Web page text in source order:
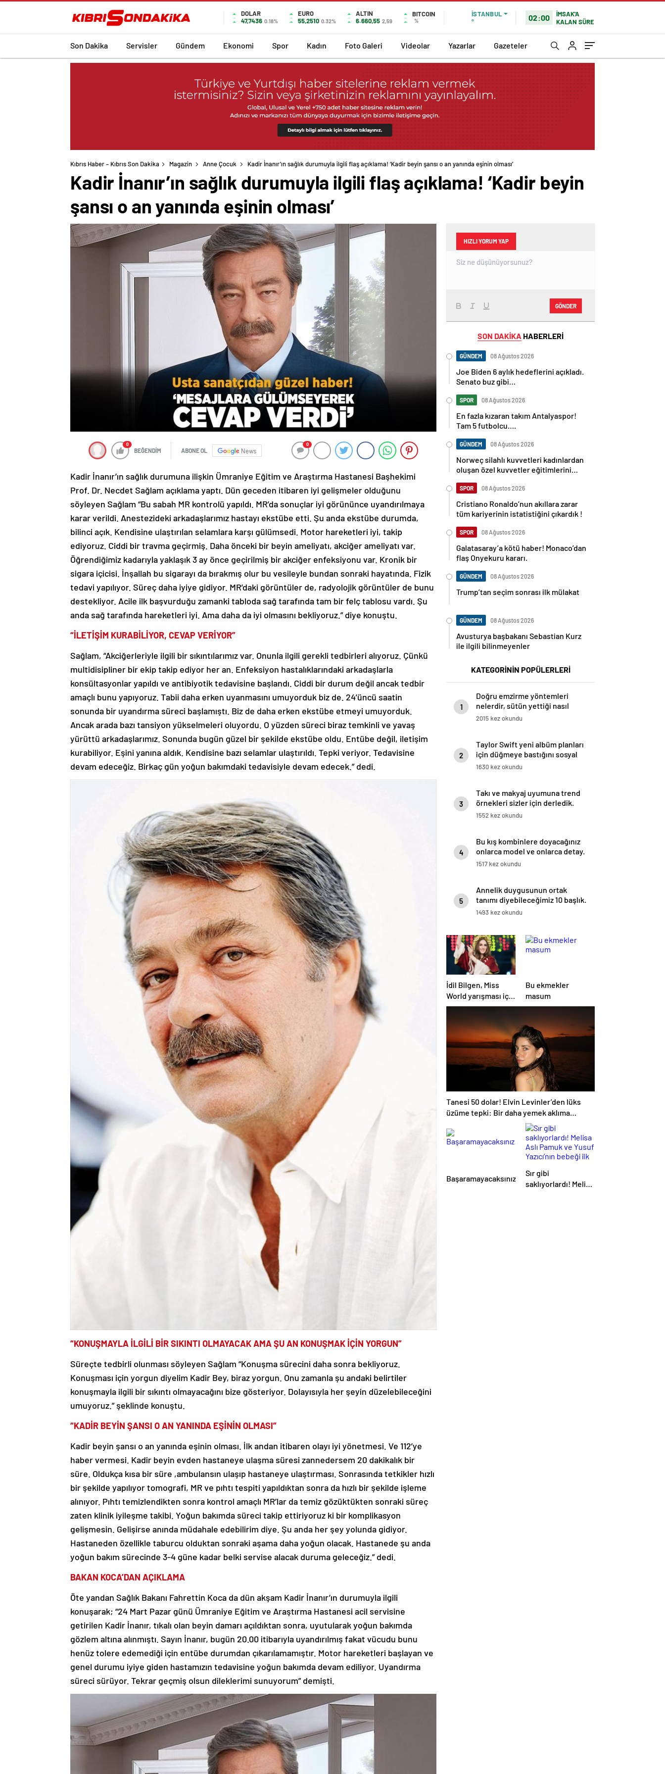
DOLAR
47,7436 0.18%
EURO
55,2510 0.32%
ALTIN
6.660,55 2,59
BITCOIN
%
İSTANBUL
°
02:00
İMSAK'A
KALAN SÜRE
Son Dakika Servisler Gündem Ekonomi Spor Kadın Foto Galeri Videolar Yazarlar Gazeteler
Kıbrıs Haber – Kıbrıs Son Dakika Magazin Anne Çocuk Kadir İnanır’ın sağlık durumuyla ilgili flaş açıklama! ‘Kadir beyin şansı o an yanında eşinin olması’
Kadir İnanır’ın sağlık durumuyla ilgili flaş açıklama! ‘Kadir beyin
şansı o an yanında eşinin olması’
0
BEĞENDİM ABONE OL News
0
Kadir İnanır’ın sağlık durumuna ilişkin Ümraniye Eğitim ve Araştırma Hastanesi Başhekimi
Prof. Dr. Necdet Sağlam açıklama yaptı. Dün geceden itibaren iyi gelişmeler olduğunu
söyleyen Sağlam “Bu sabah MR kontrolü yapıldı. MR’da sonuçlar iyi görününce uyandırılmaya
karar verildi. Anestezideki arkadaşlarımız hastayı ekstübe etti. Şu anda ekstübe durumda,
bilinci açık. Kendisine ulaştırılan selamlara karşı gülümsedi. Motor hareketleri iyi, takip
ediyoruz. Ciddi bir travma geçirmiş. Daha önceki bir beyin ameliyatı, akciğer ameliyatı var.
Öğrendiğimiz kadarıyla yaklaşık 3 ay önce geçirilmiş bir akciğer enfeksiyonu var. Kronik bir
sigara içicisi. İnşallah bu sigarayı da bırakmış olur bu vesileyle bundan sonraki hayatında. Fizik
tedavi yapılıyor. Süreç daha iyiye gidiyor. MR’daki görüntüler de, radyolojik görüntüler de bunu
destekliyor. Acile ilk başvurduğu zamanki tabloda sağ tarafında tam bir felç tablosu vardı. Şu
anda sağ tarafında hareketleri iyi. Ama daha da iyi olmasını bekliyoruz.” diye konuştu.
“İLETİŞİM KURABİLİYOR, CEVAP VERİYOR”
Sağlam, “Akciğerleriyle ilgili bir sıkıntılarımız var. Onunla ilgili gerekli tedbirleri alıyoruz. Çünkü
multidisipliner bir ekip takip ediyor her an. Enfeksiyon hastalıklarındaki arkadaşlarla
konsültasyonlar yapıldı ve antibiyotik tedavisine başlandı. Ciddi bir durum değil ancak tedbir
amaçlı bunu yapıyoruz. Tabii daha erken uyanmasını umuyorduk biz de. 24’üncü saatin
sonunda bir uyandırma süreci başlamıştı. Biz de daha erken ekstübe etmeyi umuyorduk.
Ancak arada bazı tansiyon yükselmeleri oluyordu. O yüzden süreci biraz temkinli ve yavaş
yürüttü arkadaşlarımız. Sonunda bugün güzel bir şekilde ekstübe oldu. Entübe değil, iletişim
kurabiliyor. Eşini yanına aldık. Kendisine bazı selamlar ulaştırıldı. Tepki veriyor. Tedavisine
devam edeceğiz. Birkaç gün yoğun bakımdaki tedavisiyle devam edecek.” dedi.
“KONUŞMAYLA İLGİLİ BİR SIKINTI OLMAYACAK AMA ŞU AN KONUŞMAK İÇİN YORGUN”
Süreçte tedbirli olunması söyleyen Sağlam “Konuşma sürecini daha sonra bekliyoruz.
Konuşması için yorgun diyelim Kadir Bey, biraz yorgun. Onu zamanla şu andaki belirtiler
konuşmayla ilgili bir sıkıntı olmayacağını bize gösteriyor. Dolayısıyla her şeyin düzelebileceğini
umuyoruz.” şeklinde konuştu.
“KADİR BEYİN ŞANSI O AN YANINDA EŞİNİN OLMASI”
Kadir beyin şansı o an yanında eşinin olması. İlk andan itibaren olayı iyi yönetmesi. Ve 112’ye
haber vermesi. Kadir beyin evden hastaneye ulaşma süresi zannedersem 20 dakikalık bir
süre. Oldukça kısa bir süre ,ambulansın ulaşıp hastaneye ulaştırması. Sonrasında tetkikler hızlı
bir şekilde yapılıyor tomografi, MR ve pıhtı tespiti yapıldıktan sonra da hızlı bir şekilde işleme
alınıyor. Pıhtı temizlendikten sonra kontrol amaçlı MR’lar da temiz gözüktükten sonraki süreç
zaten klinik iyileşme takibi. Yoğun bakımda süreci takip ettiriyoruz ki bir komplikasyon
gelişmesin. Gelişirse anında müdahale edebilirim diye. Şu anda her şey yolunda gidiyor.
Hastaneden özellikle taburcu olduktan sonraki aşama daha yoğun olacak. Hastanede şu anda
yoğun bakım sürecinde 3-4 güne kadar belki servise alacak duruma geleceğiz.” dedi.
BAKAN KOCA’DAN AÇIKLAMA
Öte yandan Sağlık Bakanı Fahrettin Koca da dün akşam Kadir İnanır’ın durumuyla ilgili
konuşarak; “24 Mart Pazar günü Ümraniye Eğitim ve Araştırma Hastanesi acil servisine
getirilen Kadir İnanır, tıkalı olan beyin damarı açıldıktan sonra, uyutularak yoğun bakımda
gözlem altına alınmıştı. Sayın İnanır, bugün 20.00 itibarıyla uyandırılmış fakat vücudu bunu
henüz tolere edemediği için entübe durumdan çıkarılamamıştır. Motor hareketleri başlayan ve
genel durumu iyiye giden hastamızın tedavisine yoğun bakımda devam ediliyor. Uyandırma
süreci sürüyor. Tekrar geçmiş olsun dileklerimi sunuyorum” demişti.
HIZLI YORUM YAP
GÖNDER
SON DAKİKA HABERLERİ
GÜNDEM 08 Ağustos 2026
Joe Biden 6 aylık hedeflerini açıkladı.
Senato buz gibi…
SPOR 08 Ağustos 2026
En fazla kızaran takım Antalyaspor!
Tam 5 futbolcu….
GÜNDEM 08 Ağustos 2026
Norweç silahlı kuvvetleri kadınlardan
oluşan özel kuvvetler eğitimlerini
SPOR 08 Ağustos 2026
Cristiano Ronaldo’nun akıllara zarar
tüm kariyerinin istatistiğini çıkardık !
SPOR 08 Ağustos 2026
Galatasaray’a kötü haber! Monaco’dan
flaş Onyekuru kararı.
GÜNDEM 08 Ağustos 2026
Trump’tan seçim sonrası ilk mülakat
GÜNDEM 08 Ağustos 2026
Avusturya başbakanı Sebastian Kurz
ile ilgili bilinmeyenler
KATEGORİNİN POPÜLERLERİ
1
Doğru emzirme yöntemleri
nelerdir, sütün yettiği nasıl
anlaşılır?
2015 kez okundu
2
Taylor Swift yeni albüm planları
için düğmeye bastığını sosyal
medyadan duyurdu!
1630 kez okundu
3
Takı ve makyaj uyumuna trend
örnekleri sizler için derledik.
1552 kez okundu
4
Bu kış kombinlere doyacağınız
onlarca model ve onlarca detay.
1517 kez okundu
5
Annelik duygusunun ortak
tanımı diyebileceğimiz 10 başlık.
1493 kez okundu
İdil Bilgen, Miss
World yarışması için
Hindistan’da
Bu ekmekler
masum
Tanesi 50 dolar! Elvin Levinler’den lüks
üzüme tepki: Bir daha yemek aklıma
Başaramayacaksınız!
Sır gibi
saklıyorlardı! Melisa